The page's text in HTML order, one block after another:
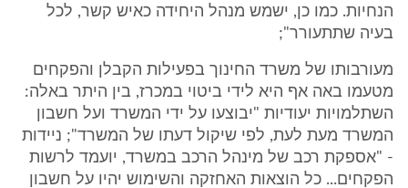
הנחיות. כמו כן, ישמש מנהל היחידה כאיש קשר, לכל
בעיה שתתעורר";
מעורבותו של משרד החינוך בפעילות הקבלן והפקחים
מטעמו באה אף היא לידי ביטוי במכרז, בין היתר באלה:
השתלמויות יעודיות "יבוצעו על ידי המשרד ועל חשבון
המשרד מעת לעת, לפי שיקול דעתו של המשרד"; ניידות
- "אספקת רכב של מינהל הרכב במשרד, יועמד לרשות
הפקחים... כל הוצאות האחזקה והשימוש יהיו על חשבון